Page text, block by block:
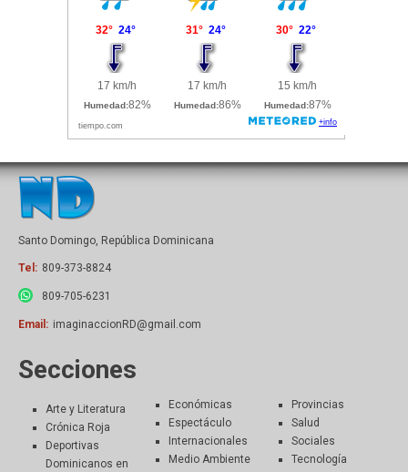
Santo Domingo, República Dominicana
Tel: 809-373-8824
809-705-6231
Email: imaginaccionRD@gmail.com
Secciones
Arte y Literatura
Crónica Roja
Deportivas
Dominicanos en
Económicas
Espectáculo
Internacionales
Medio Ambiente
Provincias
Salud
Sociales
Tecnología